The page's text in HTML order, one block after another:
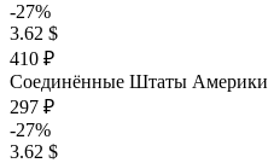
-27%
3.62 $
410 ₽
Соединённые Штаты Америки
297 ₽
-27%
3.62 $